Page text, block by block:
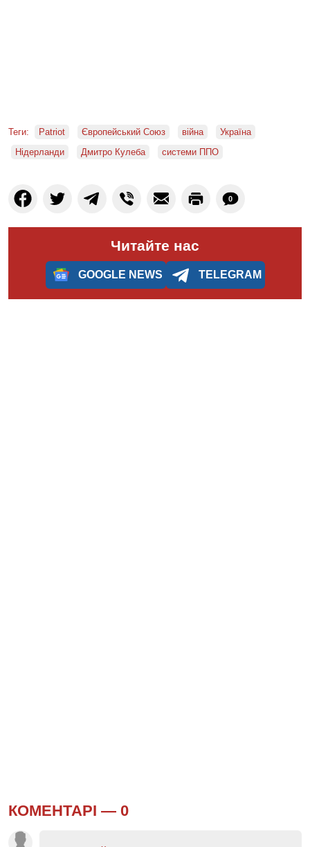
Теги: Patriot Європейський Союз війна
Україна
Нідерланди
Дмитро Кулеба системи ППО
0
Читайте нас
GOOGLE NEWS TELEGRAM
КОМЕНТАРІ — 0